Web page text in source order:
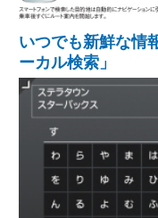
いつでも新鮮な情
ーカル検索」